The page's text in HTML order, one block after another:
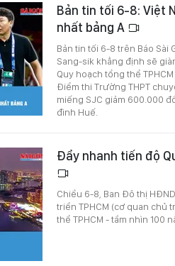
Bản tin tối 6-8: Việt
nhất bảng A
Bản tin tối 6-8 trên Báo Sài
Sang-sik khẳng định sẽ
Quy hoạch tổng thể
Điểm thi Trường THPT
miếng SJC giảm 600.000
đình Huế.
Đẩy nhanh tiến độ
Chiều 6-8, Ban Đô thị
triển TPHCM (cơ quan chủ
thể TPHCM - tầm nhìn 100